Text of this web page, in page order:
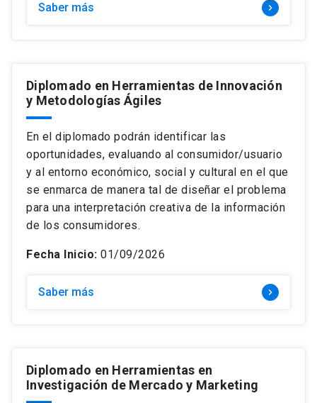
Saber más keyboard_arrow_right
Diplomado en Herramientas de Innovación
y Metodologías Ágiles
En el diplomado podrán identificar las
oportunidades, evaluando al consumidor/usuario
y al entorno económico, social y cultural en el que
se enmarca de manera tal de diseñar el problema
para una interpretación creativa de la información
de los consumidores.
Fecha Inicio: 01/09/2026
Saber más keyboard_arrow_right
Diplomado en Herramientas en
Investigación de Mercado y Marketing